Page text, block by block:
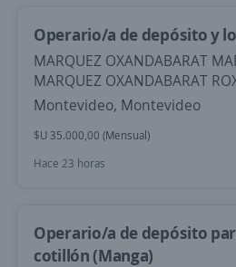
Operario/a de depósito y
MARQUEZ OXANDABARAT
MARQUEZ OXANDABARAT
Montevideo, Montevideo
$U 35.000,00 (Mensual)
Hace 23 horas
Operario/a de depósito
cotillón (Manga)